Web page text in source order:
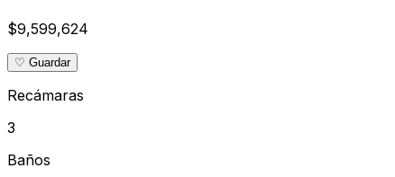
$9,599,624
♡ Guardar
Recámaras
3
Baños